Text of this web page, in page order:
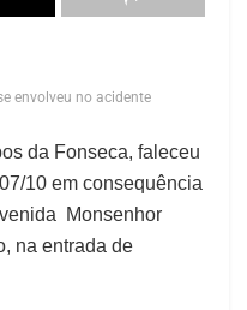
envolveu no acidente
da Fonseca, faleceu
10 em consequência
Monsenhor
na entrada de